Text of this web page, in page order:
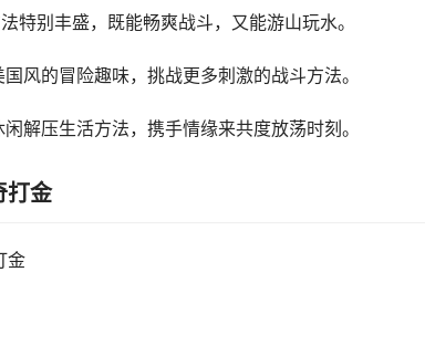
特别丰盛，既能畅爽战斗，又能游山玩水。
风的冒险趣味，挑战更多刺激的战斗方法。
解压生活方法，携手情缘来共度放荡时刻。
打金
金